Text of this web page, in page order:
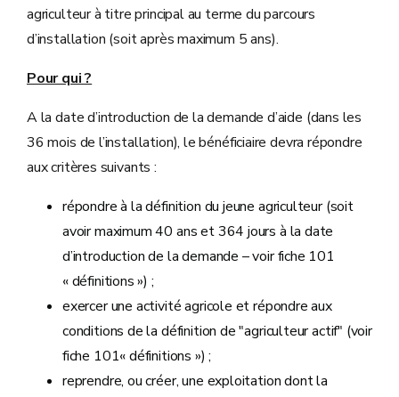
agriculteur à titre principal au terme du parcours
d’installation (soit après maximum 5 ans).
Pour qui ?
A la date d’introduction de la demande d’aide (dans les
36 mois de l’installation), le bénéficiaire devra répondre
aux critères suivants :
répondre à la définition du jeune agriculteur (soit
avoir maximum 40 ans et 364 jours à la date
d’introduction de la demande – voir fiche 101
« définitions ») ;
exercer une activité agricole et répondre aux
conditions de la définition de "agriculteur actif" (voir
fiche 101« définitions ») ;
reprendre, ou créer, une exploitation dont la